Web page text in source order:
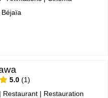
Béjaïa
5.0
1
| Restaurant | Restauration